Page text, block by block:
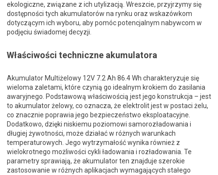
ekologiczne, związane z ich utylizacją. Wreszcie, przyjrzymy się
dostępności tych akumulatorów na rynku oraz wskazówkom
dotyczącym ich wyboru, aby pomóc potencjalnym nabywcom w
podjęciu świadomej decyzji.
Właściwości techniczne akumulatora
Aku­mu­la­tor Multiżelowy 12V 7.2 Ah 86.4 Wh charakteryzuje się
wieloma zaletami, które czynią go ide­al­nym krokiem do zasilania
awaryjnego. Podstawową właściwością jest jego konstrukcja – jest
to akumulator żelowy, co oznacza, że elektrolit jest w postaci żelu,
co znacznie poprawia jego bezpieczeństwo eksploatacyjne.
Dodatkowo, dzięki niskiemu poziomowi samorozładowania i
długiej żywotności, może działać w różnych warunkach
temperaturowych. Jego wytrzymałość wynika również z
wielokrotnego możliwości cykli ładowania i rozładowania. Te
parametry sprawiają, że akumulator ten znajduje szerokie
zastosowanie w różnych aplikacjach wymagających stałego